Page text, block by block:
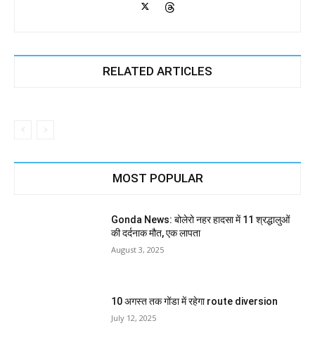
RELATED ARTICLES
MOST POPULAR
Gonda News: बोलेरो नहर हादसा में 11 श्रद्धालुओं
की दर्दनाक मौत, एक लापता
August 3, 2025
10 अगस्त तक गोंडा में रहेगा route diversion
July 12, 2025